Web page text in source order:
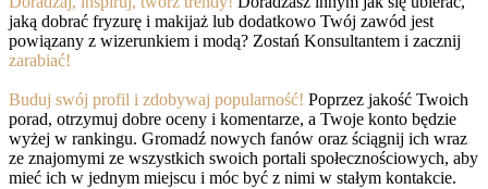
jaką dobrać fryzurę i makijaż lub dodatkowo Twój zawód jest
powiązany z wizerunkiem i modą? Zostań Konsultantem i zacznij
zarabiać!
Buduj swój profil i zdobywaj popularność! Poprzez jakość Twoich
porad, otrzymuj dobre oceny i komentarze, a Twoje konto będzie
wyżej w rankingu. Gromadź nowych fanów oraz ściągnij ich wraz
ze znajomymi ze wszystkich swoich portali społecznościowych, aby
mieć ich w jednym miejscu i móc być z nimi w stałym kontakcie.